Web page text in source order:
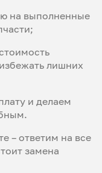
на выполненные
лишних
и делаем
– ответим на все
замена